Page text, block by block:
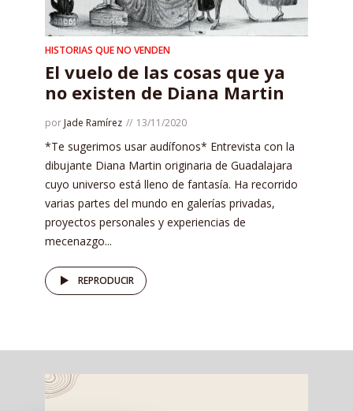
HISTORIAS QUE NO VENDEN
El vuelo de las cosas que ya
no existen de Diana Martin
por Jade Ramírez 13/11/2020
*Te sugerimos usar audífonos* Entrevista con la
dibujante Diana Martin originaria de Guadalajara
cuyo universo está lleno de fantasía. Ha recorrido
varias partes del mundo en galerías privadas,
proyectos personales y experiencias de
mecenazgo...
REPRODUCIR